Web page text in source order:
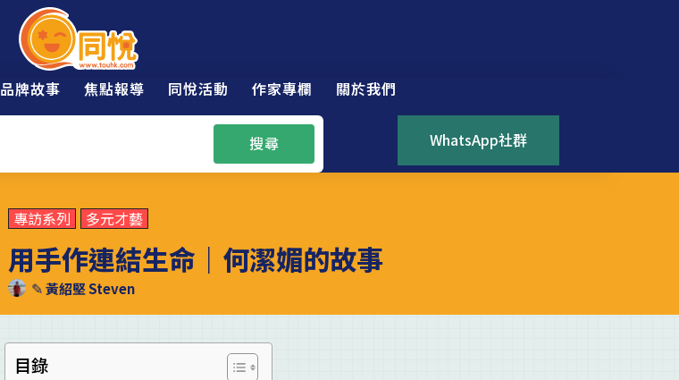
品牌故事 焦點報導 同悅活動 作家專欄 關於我們
搜尋 WhatsApp社群
專訪系列 多元才藝
用手作連結生命｜何潔媚的故事
✎黃紹堅 Steven
目錄